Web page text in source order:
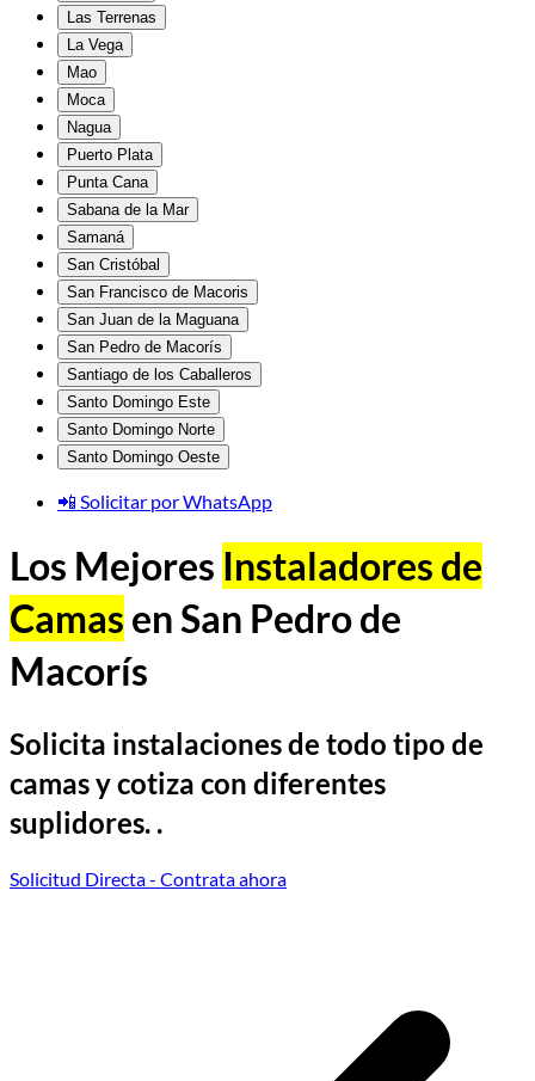
Las Terrenas
La Vega
Mao
Moca
Nagua
Puerto Plata
Punta Cana
Sabana de la Mar
Samaná
San Cristóbal
San Francisco de Macoris
San Juan de la Maguana
San Pedro de Macorís
Santiago de los Caballeros
Santo Domingo Este
Santo Domingo Norte
Santo Domingo Oeste
📲 Solicitar por WhatsApp
Los Mejores Instaladores de
Camas en San Pedro de
Macorís
Solicita instalaciones de todo tipo de
camas y cotiza con diferentes
suplidores. .
Solicitud Directa- Contrata ahora